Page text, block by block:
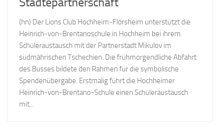
(hn) Der Lions Club Hochheim-Flörsheim unterstützt die
Heinrich-von-Brentanoschule in Hochheim bei ihrem
Schüleraustausch mit der Partnerstadt Mikulov im
südmährischen Tschechien. Die frühmorgendliche Abfahrt
des Busses bildete den Rahmen für die symbolische
Spendenübergabe. Erstmalig führt die Hochheimer
Heinrich-von-Brentano-Schule einen Schüleraustausch
mit...